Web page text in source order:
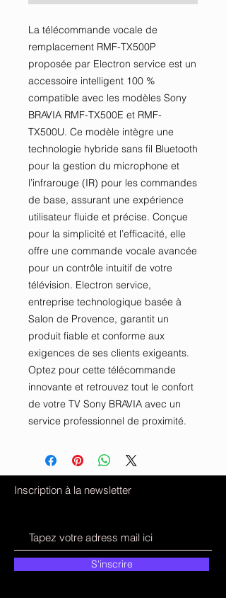
La télécommande vocale de
remplacement RMF-TX500P
proposée par Electron service est un
accessoire intelligent 100 %
compatible avec les modèles Sony
BRAVIA RMF-TX500E et RMF-
TX500U. Ce modèle intègre une
technologie hybride sans fil Bluetooth
pour la gestion du microphone et
l’infrarouge (IR) pour les commandes
de base, assurant une expérience
utilisateur fluide et précise. Conçue
pour la simplicité et l’efficacité, elle
offre une commande vocale avancée
pour un contrôle intuitif de votre
télévision. Electron service,
entreprise technologique basée à
Salon de Provence, garantit un
produit fiable et conforme aux
exigences de ses clients exigeants.
Optez pour cette télécommande
innovante et retrouvez tout le confort
de votre TV Sony BRAVIA avec un
service professionnel de proximité.
Inscription à la newsletter
S'inscrire